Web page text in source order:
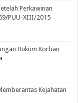
Perkawinan
PUU-XIII/2015
Hukum Korban
Kejahatan